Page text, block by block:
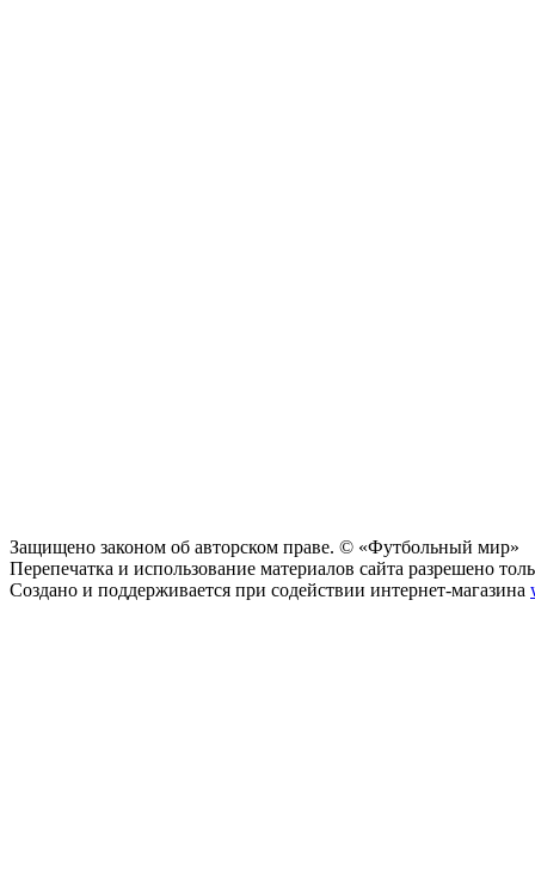
Защищено законом об авторском праве. © «Футбольный мир»
Перепечатка и использование материалов сайта разрешено
Создано и поддерживается при содействии интернет-магазина